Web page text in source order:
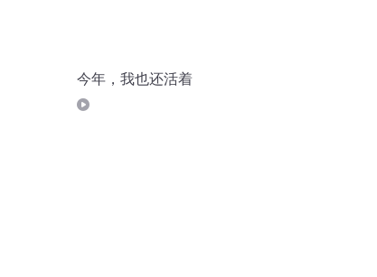
今年，我也还活着